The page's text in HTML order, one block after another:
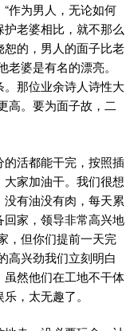
作为男人，无论如何
老婆相比，就不那么
的，男人的面子比老
婆是有名的漂亮。
那位业余诗人诗性大
高。要为面子故，二
活都能干完，按照插
家加油干。我们很想
有油没有肉，每天累
家，领导非常高兴地
，但你们提前一天完
高兴劲我们立刻明白
然他们在工地不干体
，太无趣了。